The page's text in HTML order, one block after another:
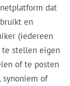
dat
en
(iedereen
stellen eigen
of te posten
synoniem of